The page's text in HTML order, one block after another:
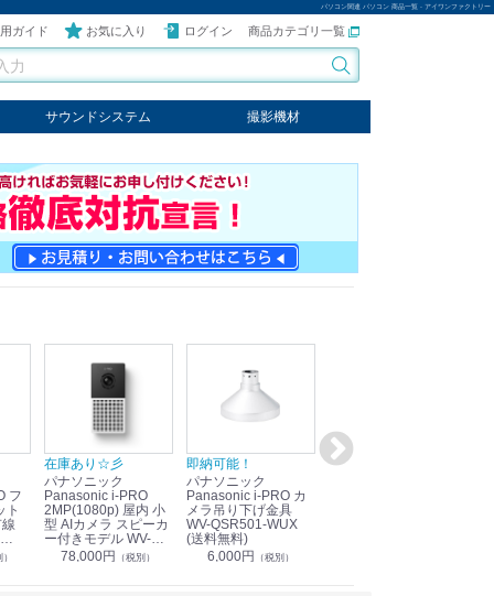
パソコン関連 パソコン 商品一覧 - アイワンファクトリー
ガイド お気に入り ログイン 商品カテゴリ一覧
サウンドシステム 撮影機材
ト
)
在庫あり☆彡
パナソニック
Panasonic i-PRO
2MP(1080p) 屋内 小
型 AIカメラ スピーカ
ー付きモデル WV-
S71301-F2L (送料無
78,000円 （税別）
即納可能！
パナソニック
Panasonic i-PRO カ
メラ吊り下げ金具
WV-QSR501-WUX
(送料無料)
6,000円 （税別）